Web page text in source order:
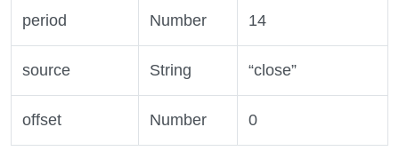
period Number 14
source String “close”
offset Number 0